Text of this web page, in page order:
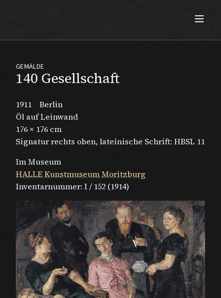
140 Gesellschaft
GEMÄLDE
1911
Berlin
Öl auf Leinwand
176 × 176 cm
Signatur rechts oben, lateinische Schrift: HBSL 11
Im Museum
HALLE Kunstmuseum Moritzburg
Inventarnummer: I / 152 (1914)